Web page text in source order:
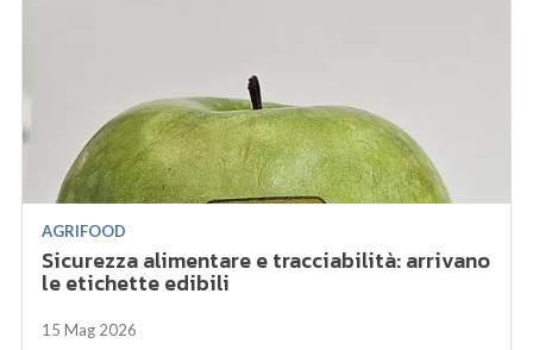
AGRIFOOD
Sicurezza alimentare e tracciabilità: arrivano
le etichette edibili
15 Mag 2026